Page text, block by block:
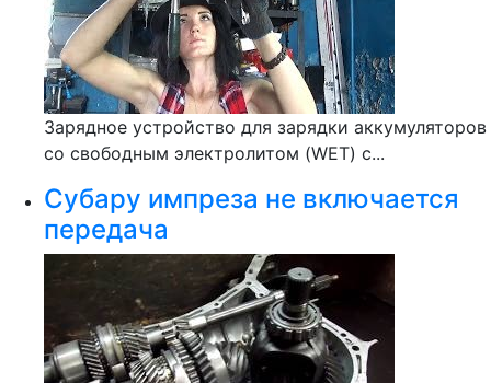
Зарядное устройство для зарядки аккумуляторов
со свободным электролитом (WET) с...
Субару импреза не включается
передача